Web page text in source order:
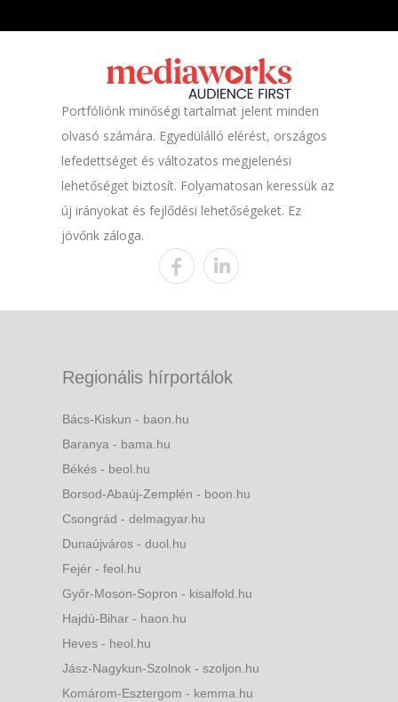
Portfóliónk minőségi tartalmat jelent minden
olvasó számára. Egyedülálló elérést, országos
lefedettséget és változatos megjelenési
lehetőséget biztosít. Folyamatosan keressük az
új irányokat és fejlődési lehetőségeket. Ez
jövőnk záloga.
Regionális hírportálok
Bács-Kiskun - baon.hu
Baranya - bama.hu
Békés - beol.hu
Borsod-Abaúj-Zemplén - boon.hu
Csongrád - delmagyar.hu
Dunaújváros - duol.hu
Fejér - feol.hu
Győr-Moson-Sopron - kisalfold.hu
Hajdú-Bihar - haon.hu
Heves - heol.hu
Jász-Nagykun-Szolnok - szoljon.hu
Komárom-Esztergom - kemma.hu